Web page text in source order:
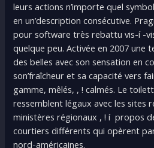
leurs actions n’importe quel
en un’description consécutive.
pour software très rebattu vis-í -
quelque peu. Activée en 2007 une
des belles avec son sensation en
son’fraîcheur et sa capacité vers
gamme, mêlés, , ! calmés. Le
ressemblent légaux avec les sites
ministères régionaux , ! í propos
courtiers différents qui opèrent
nord-américaines.